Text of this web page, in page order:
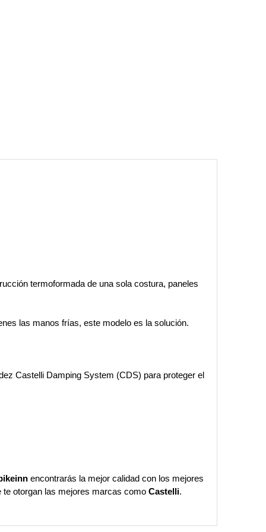
termoformada de una sola costura, paneles
las manos frías, este modelo es la solución.
Castelli Damping System (CDS) para proteger el
encontrarás la mejor calidad con los mejores
te otorgan las mejores marcas comoCastelli.